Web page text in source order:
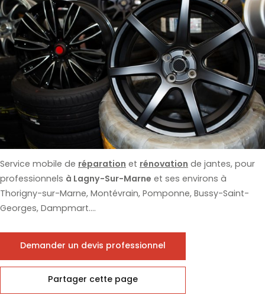
Service mobile de réparationet rénovationde jantes, pour
professionnels à Lagny-Sur-Marne et ses environs à
Thorigny-sur-Marne, Montévrain, Pomponne, Bussy-Saint-
Georges, Dampmart....
Demander un devis professionnel
Partager cette page